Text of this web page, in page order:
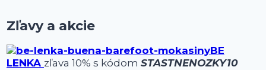
Zľavy a akcie
BE
LENKA zľava 10% s kódom STASTNENOZKY10